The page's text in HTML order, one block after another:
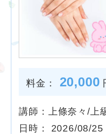
料金： 20,000
講師：上條奈々/上
日時： 2026/08/